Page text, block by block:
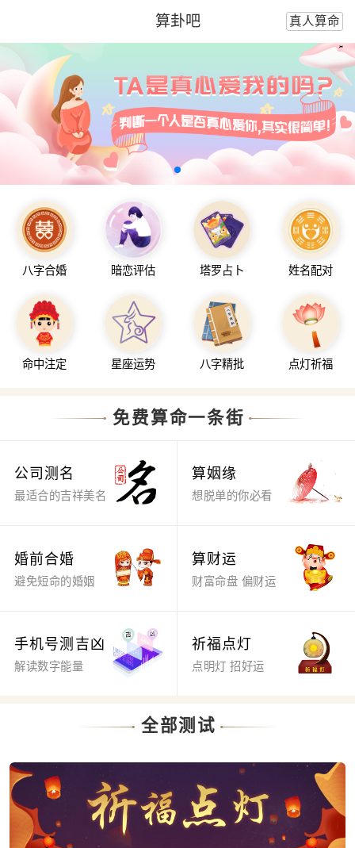
算卦吧 真人算命
八字合婚 暗恋评估 塔罗占卜 姓名配对
命中注定 星座运势 八字精批 点灯祈福
免费算命一条街
公司测名
最适合的吉祥美名
算姻缘
想脱单的你必看
婚前合婚
避免短命的婚姻
算财运
财富命盘 偏财运
手机号测吉凶
解读数字能量
祈福点灯
点明灯 招好运
全部测试